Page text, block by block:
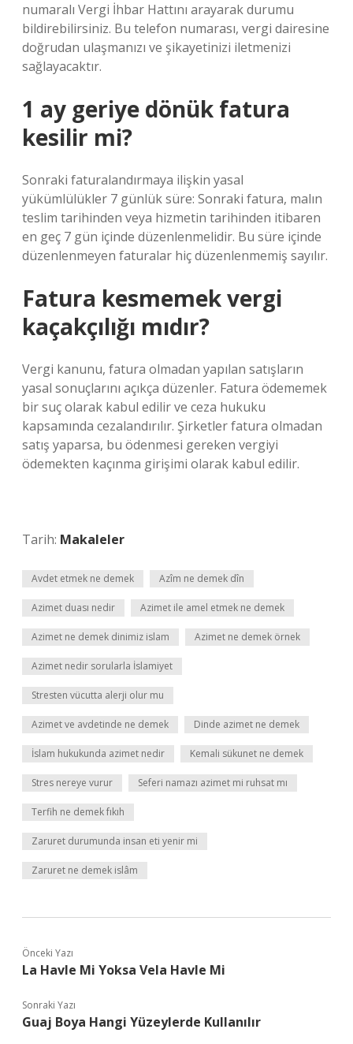
numaralı Vergi İhbar Hattını arayarak durumu
bildirebilirsiniz. Bu telefon numarası, vergi dairesine
doğrudan ulaşmanızı ve şikayetinizi iletmenizi
sağlayacaktır.
1 ay geriye dönük fatura
kesilir mi?
Sonraki faturalandırmaya ilişkin yasal
yükümlülükler 7 günlük süre: Sonraki fatura, malın
teslim tarihinden veya hizmetin tarihinden itibaren
en geç 7 gün içinde düzenlenmelidir. Bu süre içinde
düzenlenmeyen faturalar hiç düzenlenmemiş sayılır.
Fatura kesmemek vergi
kaçakçılığı mıdır?
Vergi kanunu, fatura olmadan yapılan satışların
yasal sonuçlarını açıkça düzenler. Fatura ödememek
bir suç olarak kabul edilir ve ceza hukuku
kapsamında cezalandırılır. Şirketler fatura olmadan
satış yaparsa, bu ödenmesi gereken vergiyi
ödemekten kaçınma girişimi olarak kabul edilir.
Tarih: Makaleler
Avdet etmek ne demek Azîm ne demek dîn
Azimet duası nedir Azimet ile amel etmek ne demek
Azimet ne demek dinimiz islam Azimet ne demek örnek
Azimet nedir sorularla İslamiyet
Stresten vücutta alerji olur mu
Azimet ve avdetinde ne demek Dinde azimet ne demek
İslam hukukunda azimet nedir Kemali sükunet ne demek
Stres nereye vurur Seferi namazı azimet mi ruhsat mı
Terfih ne demek fıkıh
Zaruret durumunda insan eti yenir mi
Zaruret ne demek islâm
Önceki Yazı
La Havle Mi Yoksa Vela Havle Mi
Sonraki Yazı
Guaj Boya Hangi Yüzeylerde Kullanılır